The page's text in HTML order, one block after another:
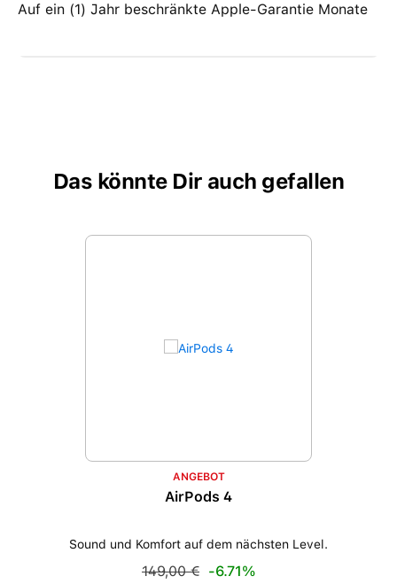
Auf ein (1) Jahr beschränkte Apple-Garantie Monate
Das könnte Dir auch gefallen
Produktgalerie überspringen
ANGEBOT
AirPods 4
Sound und Komfort auf dem nächsten Level.
Verkaufspreis:
Regulärer Preis:
149,00 € -6.71%